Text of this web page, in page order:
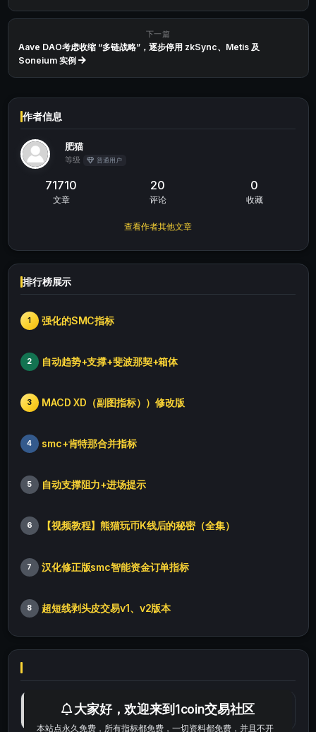
下一篇
Aave DAO考虑收缩 “多链战略”，逐步停用 zkSync、Metis 及
Soneium 实例
作者信息
肥猫
等级 普通用户
71710
文章
20
评论
0
收藏
查看作者其他文章
排行榜展示
1 强化的SMC指标
2 自动趋势+支撑+斐波那契+箱体
3 MACD XD（副图指标））修改版
4 smc+肯特那合并指标
5 自动支撑阻力+进场提示
6 【视频教程】熊猫玩币K线后的秘密（全集）
7 汉化修正版smc智能资金订单指标
8 超短线剥头皮交易v1、v2版本
最便宜最实惠的科学上网工具
大家好，欢迎来到1coin交易社区
本站点永久免费，所有指标都免费，一切资料都免费，并且不开